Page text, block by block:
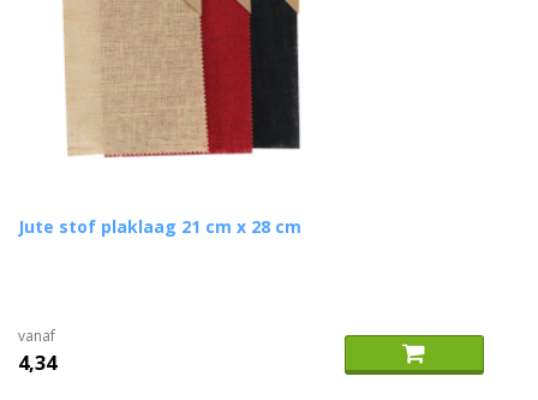
Jute stof plaklaag 21 cm x 28 cm
vanaf
4,34